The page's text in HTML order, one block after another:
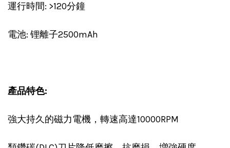
運行時間: >120分鐘
電池: 锂離子2500mAh
產品特色:
強大持久的磁力電機，轉速高達10000RPM